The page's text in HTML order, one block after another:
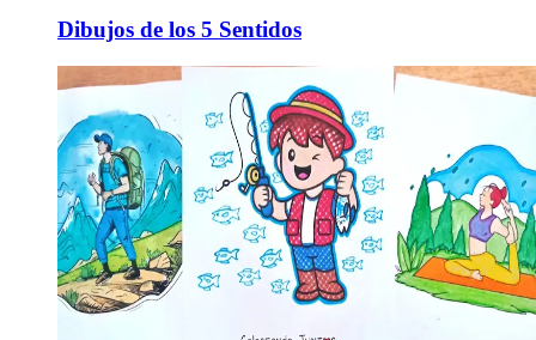
Dibujos de los 5 Sentidos